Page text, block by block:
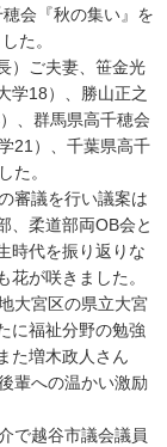
会『秋の集い』を
た。
）ご夫妻、笹金光
学18）、勝山正之
、群馬県高千穂会
21）、千葉県高千
た。
審議を行い議案は
柔道部両OB会と
時代を振り返りな
が咲きました。
大宮区の県立大宮
に福祉分野の勉強
た増木政人さん
輩への温かい激励
で越谷市議会議員